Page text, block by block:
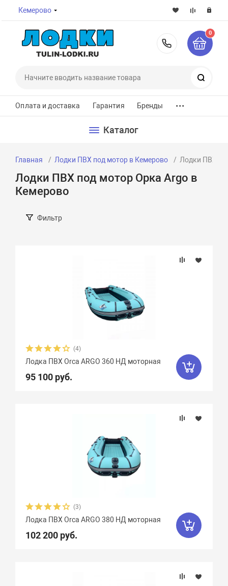
Кемерово
8-800-
0
Оплата и доставка Гарантия Бренды ...
Каталог
Главная Лодки ПВХ под мотор в Кемерово Лодки ПВХ
Лодки ПВХ под мотор Орка Argo в
Кемерово
Фильтр
Ширина кокпита, см
Тип швов
(4)
Лодка ПВХ Orca ARGO 360 НД моторная
95 100 руб.
(3)
Лодка ПВХ Orca ARGO 380 НД моторная
102 200 руб.